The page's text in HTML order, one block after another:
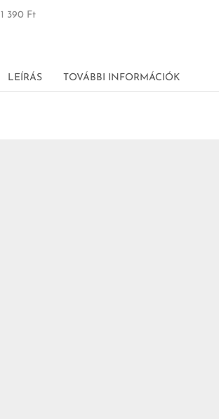
1 390 Ft
LEÍRÁS TOVÁBBI INFORMÁCIÓK